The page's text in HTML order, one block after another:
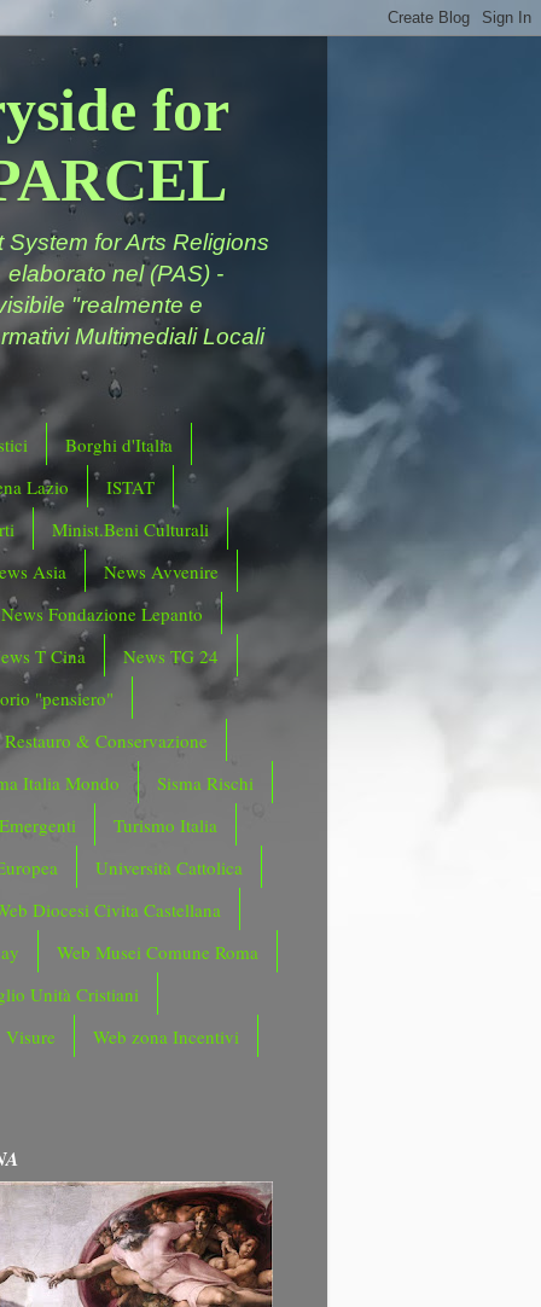
for
for Arts Religions
nel (PAS) -
"realmente e
Multimediali Locali
Borghi d'Italia
Lazio
ISTAT
Minist.Beni Culturali
Asia
News Avvenire
News Fondazione Lepanto
T Cina
News TG 24
"pensiero"
Restauro & Conservazione
Italia Mondo
Sisma Rischi
Turismo Italia
Università Cattolica
Diocesi Civita Castellana
Web Musei Comune Roma
Unità Cristiani
Visure
Web zona Incentivi